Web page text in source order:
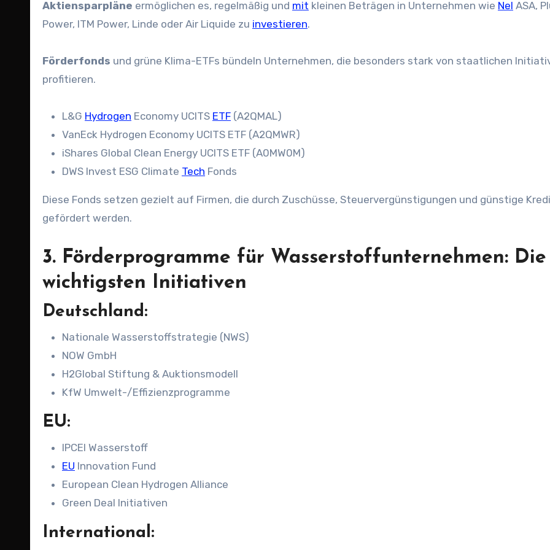
Aktiensparpläne ermöglichen es, regelmäßig und mit kleinen Beträgen in Unternehmen wie Nel ASA,
Power, ITM Power, Linde oder Air Liquide zu investieren.
Förderfonds und grüne Klima-ETFs bündeln Unternehmen, die besonders stark von staatlichen
profitieren.
L&G Hydrogen Economy UCITS ETF (A2QMAL)
VanEck Hydrogen Economy UCITS ETF (A2QMWR)
iShares Global Clean Energy UCITS ETF (A0MW0M)
DWS Invest ESG Climate Tech Fonds
Diese Fonds setzen gezielt auf Firmen, die durch Zuschüsse, Steuervergünstigungen und günstige
gefördert werden.
3. Förderprogramme für Wasserstoffunternehmen: Die
wichtigsten Initiativen
Deutschland:
Nationale Wasserstoffstrategie (NWS)
NOW GmbH
H2Global Stiftung & Auktionsmodell
KfW Umwelt-/Effizienzprogramme
EU:
IPCEI Wasserstoff
EU Innovation Fund
European Clean Hydrogen Alliance
Green Deal Initiativen
International: